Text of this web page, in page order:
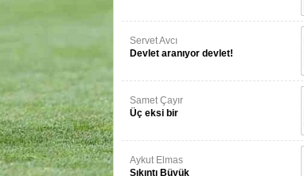
Servet Avcı
Devlet aranıyor devlet!
Samet Çayır
Üç eksi bir
Aykut Elmas
Sıkıntı Büyük